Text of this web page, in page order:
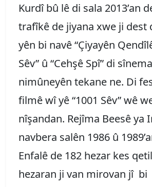
Kurdî bû lê di sala 2013’an
trafîkê de jiyana xwe ji dest
yên bi navê “Çiyayên
Sêv” û “Cehşê Spî” di
nimûneyên tekane ne. Di
filmê wî yê “1001 Sêv” wê
nîşandan. Rejîma Beesê ya
navbera salên 1986 û
Enfalê de 182 hezar kes
hezaran ji van mirovan jî bi